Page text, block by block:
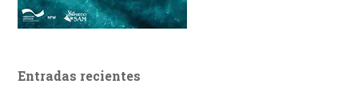
Entradas recientes